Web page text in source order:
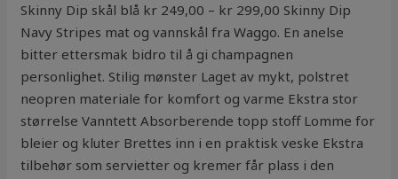
Skinny Dip skål blå kr 249,00 – kr 299,00 Skinny Dip
Navy Stripes mat og vannskål fra Waggo. En anelse
bitter ettersmak bidro til å gi champagnen
personlighet. Stilig mønster Laget av mykt, polstret
neopren materiale for komfort og varme Ekstra stor
størrelse Vanntett Absorberende topp stoff Lomme for
bleier og kluter Brettes inn i en praktisk veske Ekstra
tilbehør som servietter og kremer får plass i den